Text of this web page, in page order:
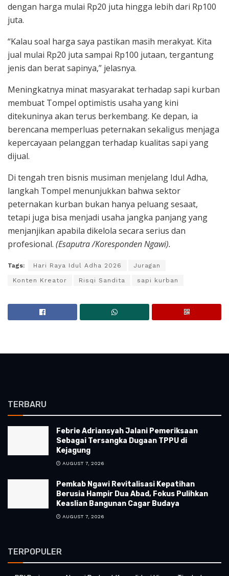
dengan harga mulai Rp20 juta hingga lebih dari Rp100
juta.
“Kalau soal harga saya pastikan masih merakyat. Kita
jual mulai Rp20 juta sampai Rp100 jutaan, tergantung
jenis dan berat sapinya,” jelasnya.
Meningkatnya minat masyarakat terhadap sapi kurban
membuat Tompel optimistis usaha yang kini
ditekuninya akan terus berkembang. Ke depan, ia
berencana memperluas peternakan sekaligus menjaga
kepercayaan pelanggan terhadap kualitas sapi yang
dijual.
Di tengah tren bisnis musiman menjelang Idul Adha,
langkah Tompel menunjukkan bahwa sektor
peternakan kurban bukan hanya peluang sesaat,
tetapi juga bisa menjadi usaha jangka panjang yang
menjanjikan apabila dikelola secara serius dan
profesional. (Esaputra /Koresponden Ngawi).
Tags: Hari Raya Idul Adha 2026 Juragan
Konten Kreator Risqi Sandita sapi kurban
TERBARU
Febrie Adriansyah Jalani Pemeriksaan
Sebagai Tersangka Dugaan TPPU di
Kejagung
AUGUST 7, 2026
Pemkab Ngawi Revitalisasi Kepatihan
Berusia Hampir Dua Abad, Fokus Pulihkan
Keaslian Bangunan Cagar Budaya
AUGUST 7, 2026
TERPOPULER